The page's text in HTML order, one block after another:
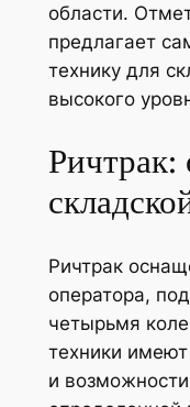
области.
предлагает
технику для
высокого
Ричтрак:
Ричтрак
оператора,
четырьмя
техники
и